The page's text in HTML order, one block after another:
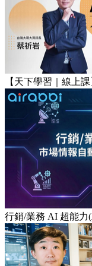
【天下學習｜線上
行銷/業務 AI 超能力